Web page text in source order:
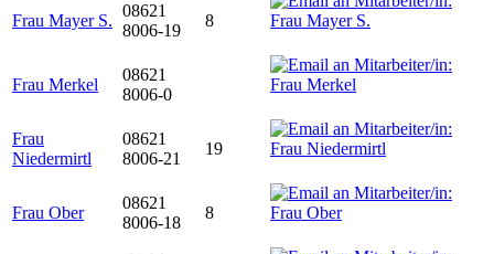
Frau Mayer S.
08621
8006-19
8
Frau Merkel
08621
8006-0
Frau
Niedermirtl
08621
8006-21
19
Frau Ober
08621
8006-18
8